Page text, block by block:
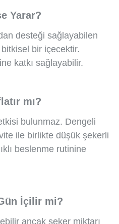
Yarar?
desteği sağlayabilen
bir içecektir.
katkı sağlayabilir.
mı?
bulunmaz. Dengeli
ile birlikte düşük şekerli
beslenme rutinine
İçilir mi?
ancak şeker miktarı